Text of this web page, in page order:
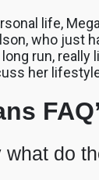
life,
who just
long run,
her
what do